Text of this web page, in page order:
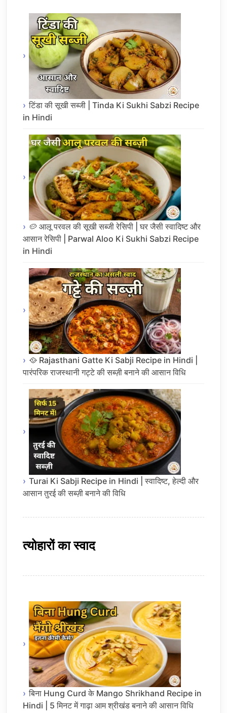
टिंडा की सूखी सब्जी | Tinda Ki Sukhi Sabzi Recipe
in Hindi
🥔 आलू परवल की सूखी सब्जी रेसिपी | घर जैसी स्वादिष्ट और
आसान रेसिपी | Parwal Aloo Ki Sukhi Sabzi Recipe
in Hindi
🥘 Rajasthani Gatte Ki Sabji Recipe in Hindi |
पारंपरिक राजस्थानी गट्टे की सब्ज़ी बनाने की आसान विधि
Turai Ki Sabji Recipe in Hindi | स्वादिष्ट, हेल्दी और
आसान तुरई की सब्ज़ी बनाने की विधि
त्योहारों का स्वाद
बिना Hung Curd के Mango Shrikhand Recipe in
Hindi | 5 मिनट में गाढ़ा आम श्रीखंड बनाने की आसान विधि